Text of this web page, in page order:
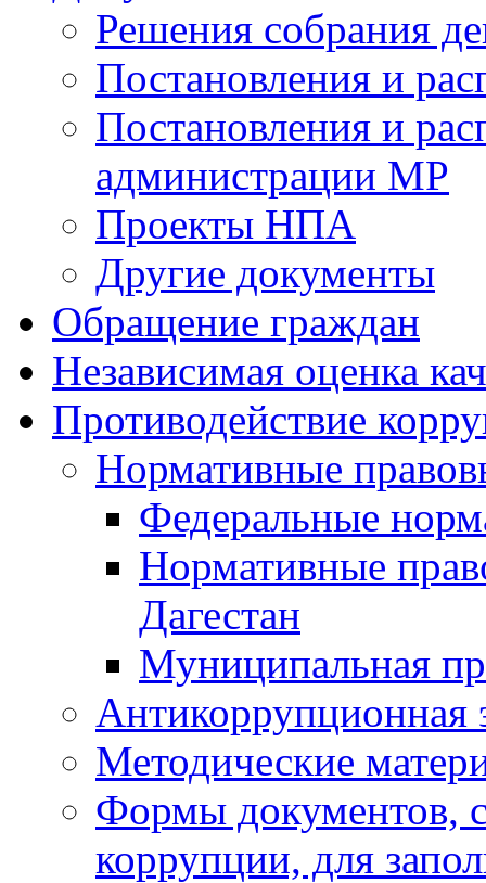
Решения собрания
Постановления и
Постановления и
администрации МР
Проекты НПА
Другие документы
Обращение граждан
Независимая оценка
Противодействие
Нормативные
Федеральные
Нормативные
Дагестан
Муниципальная
Антикоррупционная
Методические
Формы документов,
коррупции, для